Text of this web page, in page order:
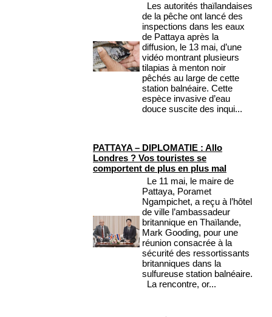
Les autorités thaïlandaises
de la pêche ont lancé des
inspections dans les eaux
de Pattaya après la
diffusion, le 13 mai, d’une
vidéo montrant plusieurs
tilapias à menton noir
pêchés au large de cette
station balnéaire. Cette
espèce invasive d’eau
douce suscite des inqui...
PATTAYA – DIPLOMATIE : Allo
Londres ? Vos touristes se
comportent de plus en plus mal
Le 11 mai, le maire de
Pattaya, Poramet
Ngampichet, a reçu à l’hôtel
de ville l’ambassadeur
britannique en Thaïlande,
Mark Gooding, pour une
réunion consacrée à la
sécurité des ressortissants
britanniques dans la
sulfureuse station balnéaire.
La rencontre, or...